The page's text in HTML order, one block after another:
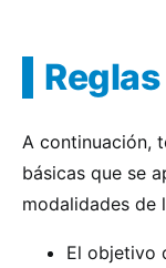
A continuación,
básicas que se
modalidades de
El objetivo